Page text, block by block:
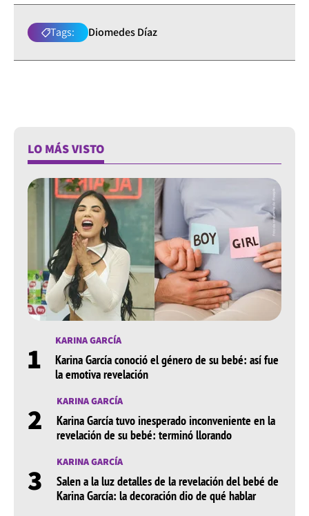
Tags: Diomedes Díaz
LO MÁS VISTO
1 KARINA GARCÍA
Karina García conoció el género de su bebé: así fue
la emotiva revelación
2 KARINA GARCÍA
Karina García tuvo inesperado inconveniente en la
revelación de su bebé: terminó llorando
3 KARINA GARCÍA
Salen a la luz detalles de la revelación del bebé de
Karina García: la decoración dio de qué hablar